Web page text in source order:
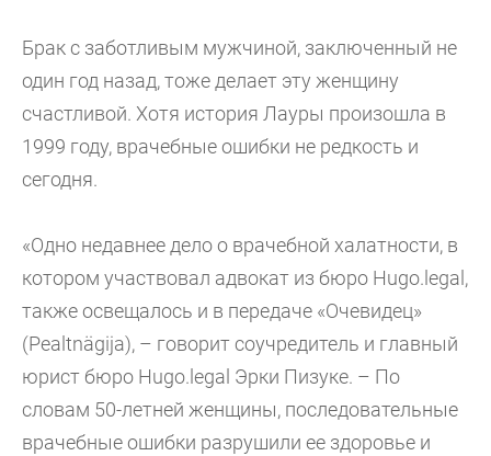
Брак с заботливым мужчиной, заключенный не
один год назад, тоже делает эту женщину
счастливой. Хотя история Лауры произошла в
1999 году, врачебные ошибки не редкость и
сегодня.
«Одно недавнее дело о врачебной халатности, в
котором участвовал адвокат из бюро Hugo.legal,
также освещалось и в передаче «Очевидец»
(Pealtnägija), – говорит соучредитель и главный
юрист бюро Hugo.legal Эрки Пизуке. – По
словам 50-летней женщины, последовательные
врачебные ошибки разрушили ее здоровье и